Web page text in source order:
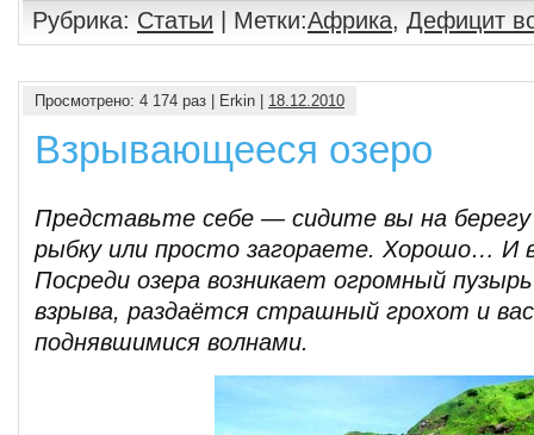
Рубрика: Статьи | Метки:Африка, Дефицит
Просмотрено: 4 174 раз | Erkin | 18.12.2010
Взрывающееся озеро
Представьте себе — сидите вы на берегу
рыбку или просто загораете. Хорошо… И
Посреди озера возникает огромный
взрыва, раздаётся страшный грохот и
поднявшимися волнами.